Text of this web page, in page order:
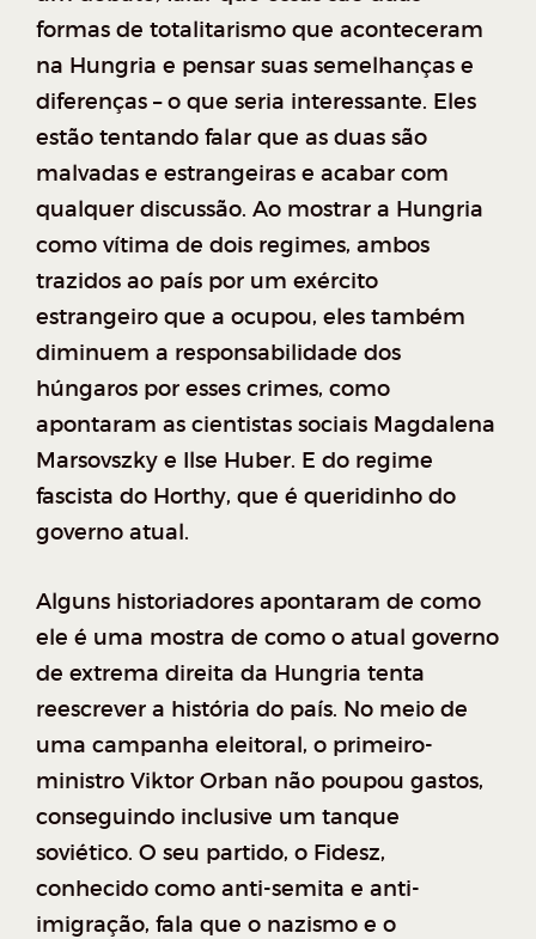
formas de totalitarismo que aconteceram
na Hungria e pensar suas semelhanças e
diferenças – o que seria interessante. Eles
estão tentando falar que as duas são
malvadas e estrangeiras e acabar com
qualquer discussão. Ao mostrar a Hungria
como vítima de dois regimes, ambos
trazidos ao país por um exército
estrangeiro que a ocupou, eles também
diminuem a responsabilidade dos
húngaros por esses crimes, como
apontaram as cientistas sociais Magdalena
Marsovszky e Ilse Huber. E do regime
fascista do Horthy, que é queridinho do
governo atual.
Alguns historiadores apontaram de como
ele é uma mostra de como o atual governo
de extrema direita da Hungria tenta
reescrever a história do país. No meio de
uma campanha eleitoral, o primeiro-
ministro Viktor Orban não poupou gastos,
conseguindo inclusive um tanque
soviético. O seu partido, o Fidesz,
conhecido como anti-semita e anti-
imigração, fala que o nazismo e o